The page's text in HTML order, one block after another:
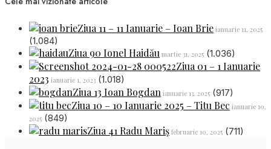
Ziua 11 – 11 Ianuarie – Ioan Brie ianuarie 11, 2025
(1.084)
Ziua 90 Ionel Haidău martie 31, 2025 (1.036)
Ziua 01 – 1 Ianuarie
2023 ianuarie 1, 2023 (1.018)
Ziua 13 Ioan Bogdan ianuarie 13, 2025 (917)
Ziua 10 – 10 Ianuarie 2025 – Titu Bec ianuarie 10,
2025 (849)
Ziua 41 Radu Mariș februarie 10, 2025 (711)